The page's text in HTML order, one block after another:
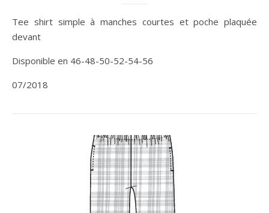
Tee shirt simple à manches courtes et poche plaquée
devant
Disponible en 46-48-50-52-54-56
07/2018